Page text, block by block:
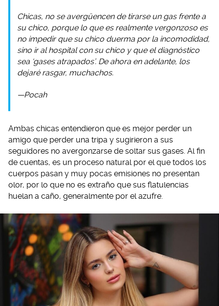
Chicas, no se avergüencen de tirarse un gas frente a
su chico, porque lo que es realmente vergonzoso es
no impedir que su chico duerma por la incomodidad,
sino ir al hospital con su chico y que el diagnóstico
sea ‘gases atrapados’. De ahora en adelante, los
dejaré rasgar, muchachos.
—Pocah
Ambas chicas entendieron que es mejor perder un
amigo que perder una tripa y sugirieron a sus
seguidores no avergonzarse de soltar sus gases. Al fin
de cuentas, es un proceso natural por el que todos los
cuerpos pasan y muy pocas emisiones no presentan
olor, por lo que no es extraño que sus flatulencias
huelan a caño, generalmente por el azufre.